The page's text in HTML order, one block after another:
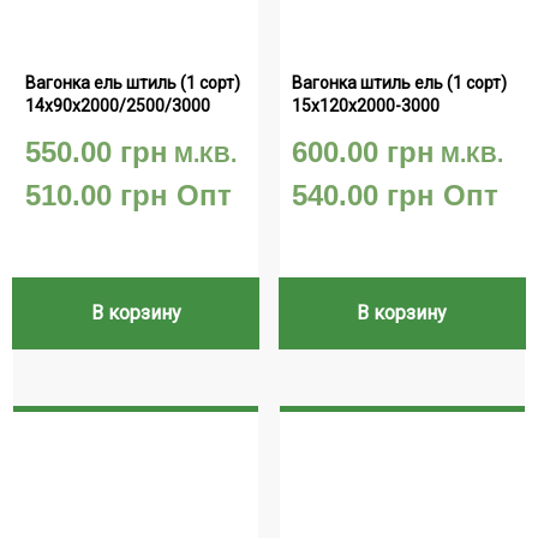
Вагонка ель штиль (1 сорт)
14х90х2000/2500/3000
550.00 грн М.КВ.
510.00 грн Опт
В корзину
Вагонка штиль ель (1 сорт)
15х120х2000-3000
600.00 грн М.КВ.
540.00 грн Опт
В корзину